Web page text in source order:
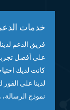
خدمات
فريق الدعم
على أفضل
كانت لديك
لدينا على
نموذج